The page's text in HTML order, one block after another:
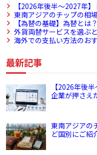
【2026年後半～2027年
えたい為替動向とリスク
東南アジアのチップの相
介！
【為替の基礎】為替とは
外貨両替サービスを選ぶ
確認すべき視点
海外での支払い方法のお
最新記事
【2026年後
企業が押さえ
東南アジアの
ど国別にご紹